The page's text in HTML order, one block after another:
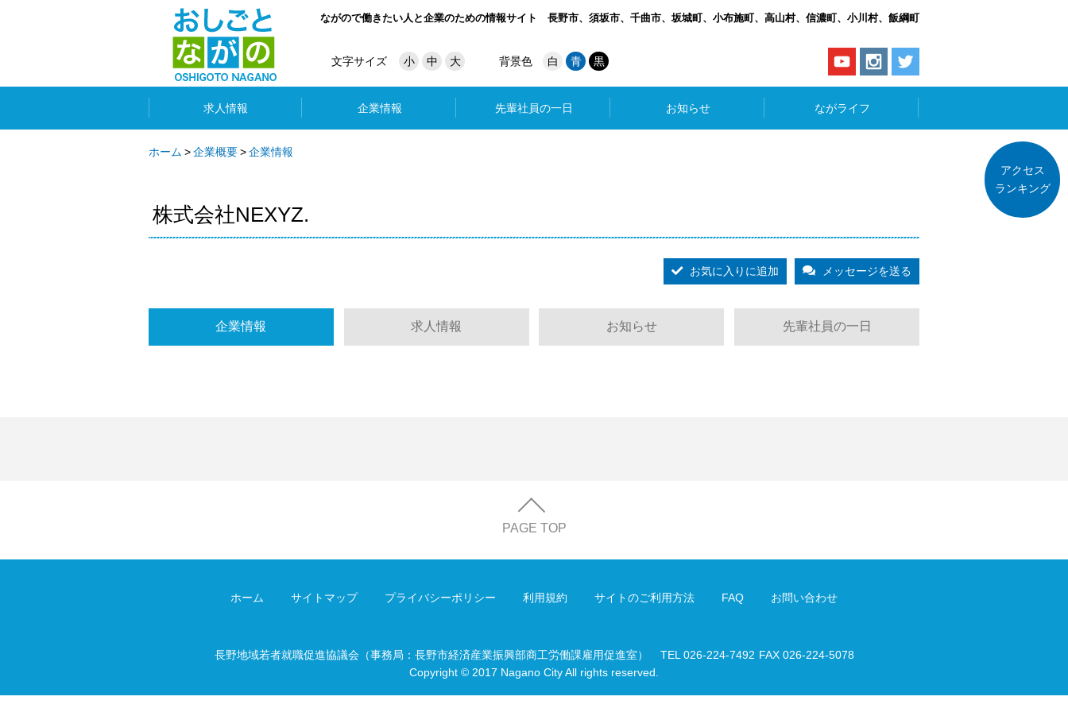
ながので働きたい人と企業のための情報サイト 長野市、須坂市、千曲市、坂城町、小布施町、高山村、信濃町、小川村、飯綱町
文字サイズ 小 中 大 背景色 白 青 黒
求人情報 企業情報 先輩社員の一日 お知らせ ながライフ
ホーム 企業概要 企業情報
株式会社NEXYZ.
お気に入りに追加 メッセージを送る
企業情報 求人情報 お知らせ 先輩社員の一日
アクセス
ランキング
PAGE TOP
ホーム サイトマップ プライバシーポリシー 利用規約 サイトのご利用方法 FAQ お問い合わせ
長野地域若者就職促進協議会（事務局：長野市経済産業振興部商工労働課雇用促進室） TEL 026-224-7492 FAX 026-224-5078
Copyright © 2017 Nagano City All rights reserved.